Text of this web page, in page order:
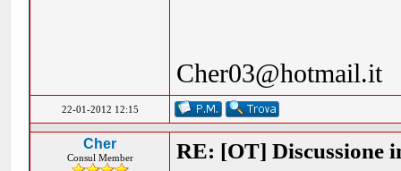
Cher03@hotmail.it
22-01-2012 12:15
Cher
Consul Member RE: [OT] Discussione